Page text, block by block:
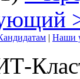
| Наши